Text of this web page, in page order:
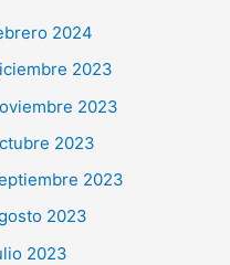
2024
2023
2023
2023
2023
2023
2023